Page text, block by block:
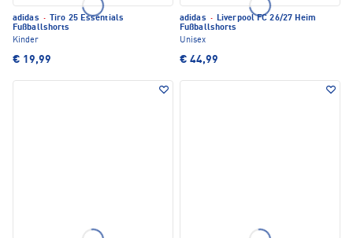
adidas ·
Tiro 25 Essentials
Fußballshorts
Kinder
€ 19,99
adidas · Liverpool FC 26/27 Heim
Fußballshorts
Unisex
€ 44,99